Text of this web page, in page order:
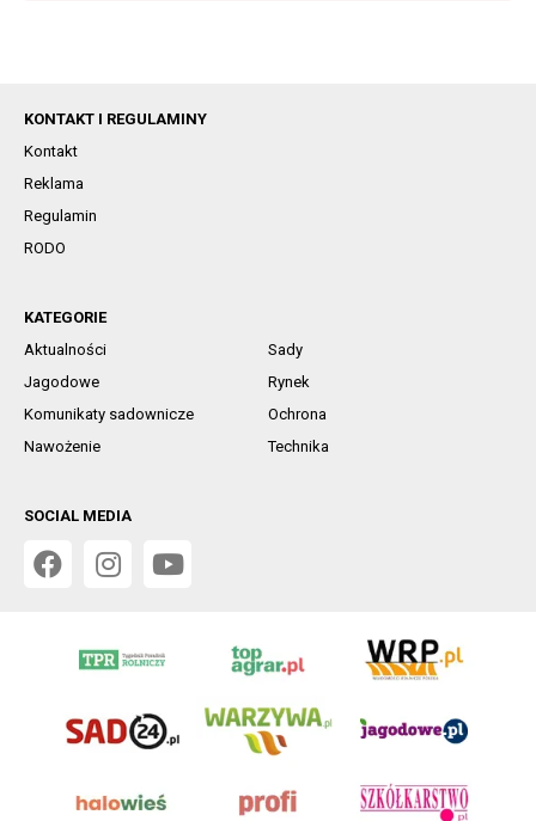
KONTAKT I REGULAMINY
Kontakt
Reklama
Regulamin
RODO
KATEGORIE
Aktualności
Sady
Jagodowe
Rynek
Komunikaty sadownicze
Ochrona
Nawożenie
Technika
SOCIAL MEDIA